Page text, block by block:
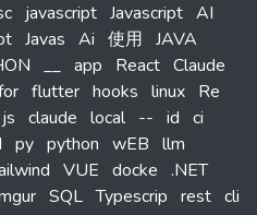
javascript Javascript AI
Javas Ai 使用 JAVA
__ app React Claude
flutter hooks linux Re
js claude local -- id ci
py python wEB llm
VUE docke .NET
SQL Typescrip rest cli